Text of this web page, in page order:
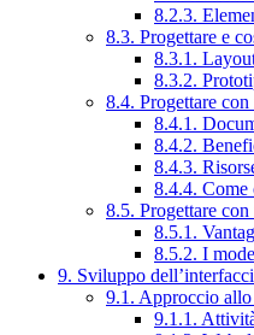
8.2.3.
8.3. Progettare e
8.3.1.
8.3.2.
8.4. Progettare
8.4.1.
8.4.2.
8.4.3.
8.4.4. Come
8.5. Progettare
8.5.1.
8.5.2. I
9. Sviluppo
9.1. Approccio
9.1.1.